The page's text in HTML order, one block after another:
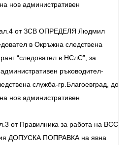
нов административен
ал.4 от ЗСВ ОПРЕДЕЛЯ Людмил
в Окръжна следствена
“следовател в НСлС”, за
ръководител-
служба-гр.Благоевград, до
нов административен
от Правилника за работа на ВСС
ДОПУСКА ПОПРАВКА на явна